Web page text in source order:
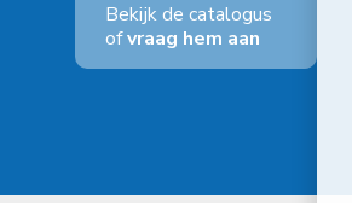
Bekijk de catalogus
ofvraag hem aan